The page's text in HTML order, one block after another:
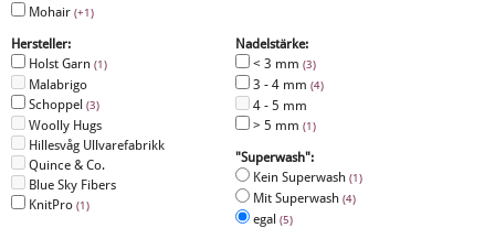
Mohair (+1)
Hersteller:
Holst Garn (1)
Malabrigo
Schoppel (3)
Woolly Hugs
Hillesvåg Ullvarefabrikk
Quince & Co.
Blue Sky Fibers
KnitPro (1)
Nadelstärke:
< 3 mm (3)
3 - 4 mm (4)
4 - 5 mm
> 5 mm (1)
"Superwash":
Kein Superwash (1)
Mit Superwash (4)
egal (5)